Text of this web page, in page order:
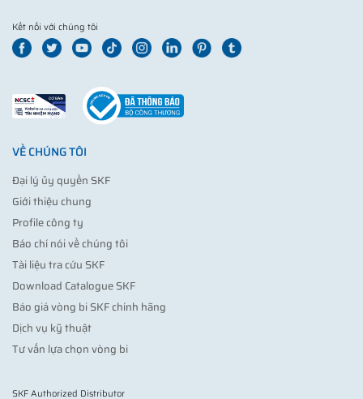
Kết nối với chúng tôi
VỀ CHÚNG TÔI
Đại lý ủy quyền SKF
Giới thiệu chung
Profile công ty
Báo chí nói về chúng tôi
Tài liệu tra cứu SKF
Download Catalogue SKF
Báo giá vòng bi SKF chính hãng
Dịch vụ kỹ thuật
Tư vấn lựa chọn vòng bi
SKF Authorized Distributor